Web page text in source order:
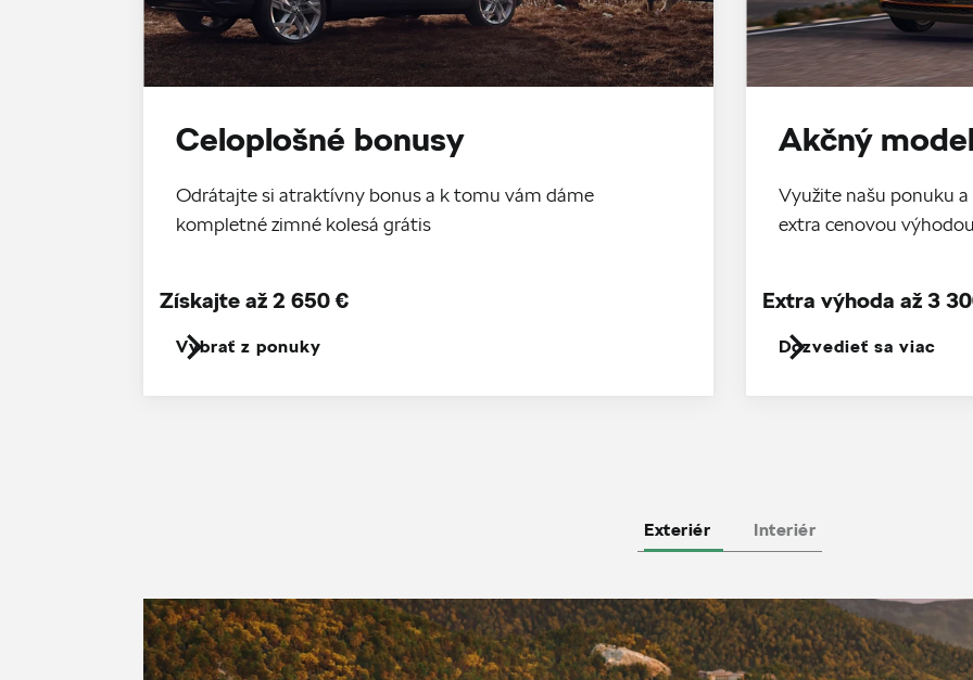
Celoplošné bonusy
Odrátajte si atraktívny bonus a k tomu vám dáme
kompletné zimné kolesá grátis
Vybrať z ponuky
Získajte až 2 650 €
Akčný
Využite našu ponuku
extra cenovou
Dozvedieť sa viac
Extra výhoda až 3
Exteriér Interiér